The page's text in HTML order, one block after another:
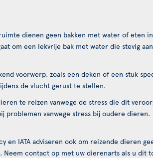
dienen geen bakken met water of eten
om een lekvrije bak met water die stevig
voorwerp, zoals een deken of een stuk
de vlucht gerust te stellen.
te reizen vanwege de stress die dit
problemen vanwege stress bij oudere dieren.
en IATA adviseren ook om reizende dieren
contact op met uw dierenarts als u dit